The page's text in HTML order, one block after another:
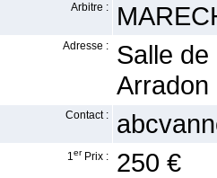
Arbitre :
Adresse :
Salle
Arradon
Contact :
1er Prix : 250 €